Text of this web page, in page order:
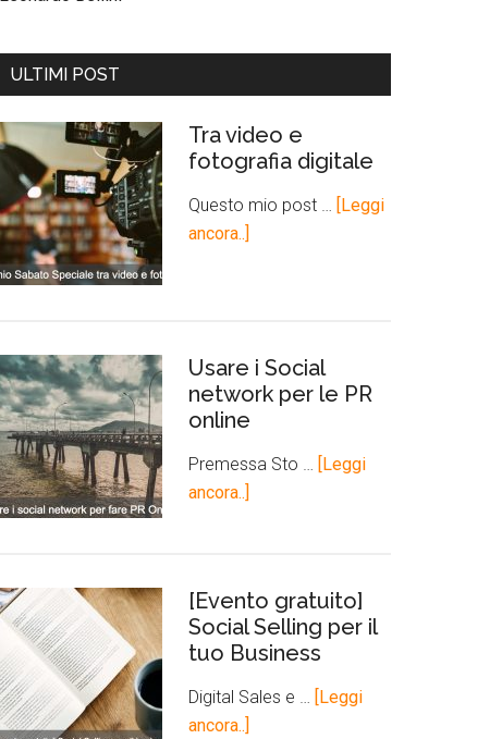
ULTIMI POST
Tra video e
fotografia digitale
Questo mio post …
[Leggi
ancora..]
Usare i Social
network per le PR
online
Premessa Sto …
[Leggi
ancora..]
[Evento gratuito]
Social Selling per il
tuo Business
Digital Sales e …
[Leggi
ancora..]